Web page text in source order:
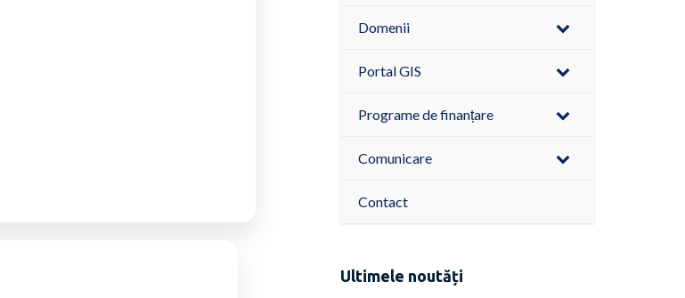
Domenii
Portal GIS
Programe de finanțare
Comunicare
Contact
Ultimele noutăți